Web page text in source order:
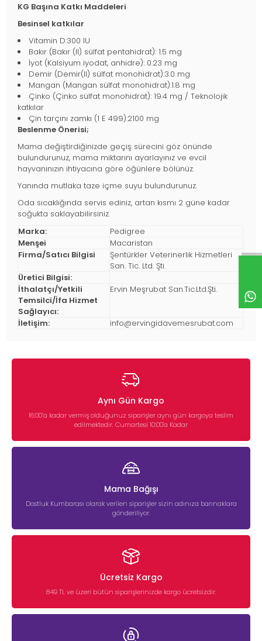
KG Başına Katkı Maddeleri
Besinsel katkılar
Vitamin D:300 IU
Bakır (Bakır (II) sülfat pentahidrat): 1.5 mg
İyot (Kalsiyum iyodat, anhidre): 0.23 mg
Demir (Demir(II) sülfat monohidrat):3.0 mg
Mangan (Mangan sülfat monohidrat):1.8 mg
Çinko (Çinko sülfat monohidrat): 19.4 mg / Teknolojik
katkılar
Çin tarçını zamkı (1 E 499):2100 mg
Beslenme Önerisi;
Mama değiştirdiğinizde geçiş sürecini göz önünde
bulundurunuz, mama miktarını ayarlayınız ve evcil
hayvanınızın ihtiyacına göre öğünlere bölünüz.
Yanında mutlaka taze içme suyu bulundurunuz.
Oda sıcaklığında servis ediniz, artan kısmı 2 güne kadar
soğukta saklayabilirsiniz.
Marka:
Pedigree
Menşei
Macaristan
Firma/Satıcı Bilgisi
Şentürkler Veterinerlik Hizmetleri
San. Tic. Ltd. Şti.
Üretici Bilgisi:
İthalatçı/Yetkili
Temsilci/İfa Hizmet
Sağlayıcı:
Ervin Meşrubat San.Tic.Ltd.Şti.
İletişim: info@ervingidavemesrubat.com
Aynı Gün Kargo
16:00’a kadar vermiş olduğunuz siparişler aynı gün kargoya teslim
edilmektedir. Cumartesi 10:00'a Kadar
Mama Bağışı
Dostluk Kumbarası olarak verilen siparişler sizin adınıza barınaklara
gönderiliyor.
Ücretsiz Kargo
849 TL ve üzeri bütün siparişlerinizde kargo ücretsizdir.